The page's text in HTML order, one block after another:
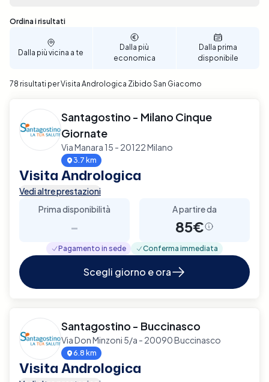
ora per garantire un'accurata valutazione della tua
salute andrologica a Zibido San Giacomo.
Sono stati trovati 78 risultati
Ordina i risultati
Dalla più vicina a te
Dalla più
economica
Dalla prima
disponibile
78 risultati per Visita Andrologica Zibido San Giacomo
Santagostino - Milano Cinque
Giornate
Via Manara 15 - 20122 Milano
3.7 km
Visita Andrologica
Vedi altre prestazioni
Prima disponibilità
-
A partire da
85€
Pagamento in sede Conferma immediata
Scegli giorno e ora
Santagostino - Buccinasco
Via Don Minzoni 5/a - 20090 Buccinasco
6.8 km
Visita Andrologica